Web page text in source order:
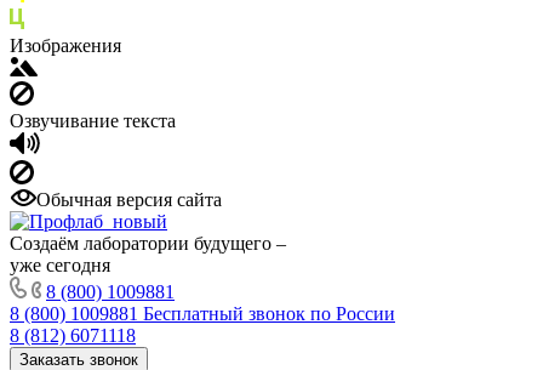
Изображения
Озвучивание текста
Обычная версия сайта
Создаём лаборатории будущего –
уже сегодня
8 (800) 1009881
8 (800) 1009881 Бесплатный звонок по России
8 (812) 6071118
Заказать звонок